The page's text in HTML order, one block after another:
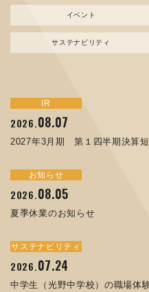
イベント
サステナビリティ
IR
2026.08.07
2027年3月期 第１四半期決算
お知らせ
2026.08.05
夏季休業のお知らせ
サステナビリティ
2026.07.24
中学生（光野中学校）の職場体
新規事業
2024.04.10
資源ごみAI 自動選別機 販売開
お知らせ
2026.08.05
夏季休業のお知らせ
お知らせ
2025.11.17
コラムを更新しました：
お知らせ
2025. 09.02
トピックス
2026.07.17
ORANGE NEWS Vol. 014を掲
トピックス
2026.04.17
ORANGE NEWS Vol. 013を掲載
トピックス
2025.10.01
高松流技Vol.25を掲載しました
イベント
2026.04.03
MEX金沢2026 出展のご案内
イベント
2025.08.29
MECT 2025 出展のご案内 ※終
イベント
2025.04.16
MEX金沢2025 出展のご案内
IR
2026.08.07
2027年3月期 第１四半期決算
IR
2026.07.22
譲渡制限付株式報酬としての自
IR
2026. 07.07
サステナビリティ
2026.07.24
中学生（光野中学校）の職場体
サステナビリティ
2026.06.12
人材戦略を策定しました
サステナビリティ
2026.03.26
「健康経営優良法人２０２６（